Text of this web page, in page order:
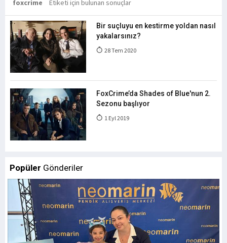
foxcrime Etiketi için bulunan sonuçlar
Bir suçluyu en kestirme yoldan nasıl
yakalarsınız?
28 Tem 2020
FoxCrime’da Shades of Blue'nun 2.
Sezonu başlıyor
1 Eyl 2019
Popüler Gönderiler